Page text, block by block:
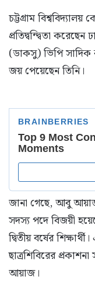
চট্টগ্রাম বিশ্ববিদ্যালয়
প্রতিদ্বন্দ্বিতা করেছেন
(ডাকসু) ভিপি সাদিক
জয় পেয়েছেন তিনি।
জানা গেছে, আবু আয়াজ
সদস্য পদে বিজয়ী
দ্বিতীয় বর্ষের
ছাত্রশিবিরের
আয়াজ।